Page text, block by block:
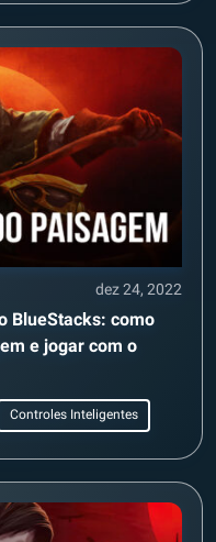
dez 24, 2022
BlueStacks: como
e jogar com o
Controles Inteligentes